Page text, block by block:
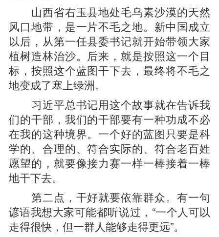
山西省右玉县地处毛乌素沙漠的天然
风口地带，是一片不毛之地。新中国成立
以后，从第一任县委书记就开始带领大家
植树造林治沙。后来，就是按照这一个目
标，按照这个蓝图干下去，最终将不毛之
地变成了塞上绿洲。
习近平总书记用这个故事就在告诉我
们的干部，我们的干部要有一种功成不必
在我的这种境界。一个好的蓝图只要是科
学的、合理的、符合实际的、符合老百姓
愿望的，就要像接力赛一样一棒接着一棒
地干下去。
第二点，干好就要依靠群众。有一句
谚语我想大家可能都听说过，“一个人可以
走得很快，但一群人能够走得更远”。